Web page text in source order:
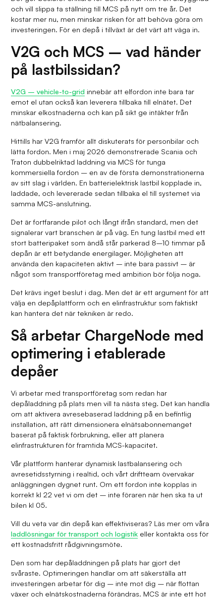
och vill slippa ta ställning till MCS på nytt om tre år. Det
kostar mer nu, men minskar risken för att behöva göra om
investeringen. För en depå i tillväxt är det värt att väga in.
V2G och MCS – vad händer
på lastbilssidan?
V2G – vehicle-to-grid innebär att elfordon inte bara tar
emot el utan också kan leverera tillbaka till elnätet. Det
minskar elkostnaderna och kan på sikt ge intäkter från
nätbalansering.
Hittills har V2G framför allt diskuterats för personbilar och
lätta fordon. Men i maj 2026 demonstrerade Scania och
Traton dubbelriktad laddning via MCS för tunga
kommersiella fordon – en av de första demonstrationerna
av sitt slag i världen. En batterielektrisk lastbil kopplade in,
laddade, och levererade sedan tillbaka el till systemet via
samma MCS-anslutning.
Det är fortfarande pilot och långt ifrån standard, men det
signalerar vart branschen är på väg. En tung lastbil med ett
stort batteripaket som ändå står parkerad 8–10 timmar på
depån är ett betydande energilager. Möjligheten att
använda den kapaciteten aktivt – inte bara passivt – är
något som transportföretag med ambition bör följa noga.
Det krävs inget beslut i dag. Men det är ett argument för att
välja en depåplattform och en elinfrastruktur som faktiskt
kan hantera det när tekniken är redo.
Så arbetar ChargeNode med
optimering i etablerade
depåer
Vi arbetar med transportföretag som redan har
depåladdning på plats men vill ta nästa steg. Det kan handla
om att aktivera avresebaserad laddning på en befintlig
installation, att rätt dimensionera elnätsabonnemanget
baserat på faktisk förbrukning, eller att planera
elinfrastrukturen för framtida MCS-kapacitet.
Vår plattform hanterar dynamisk lastbalansering och
avresetidsstyrning i realtid, och vårt driftteam övervakar
anläggningen dygnet runt. Om ett fordon inte kopplas in
korrekt kl 22 vet vi om det – inte föraren när hen ska ta ut
bilen kl 05.
Vill du veta var din depå kan effektiviseras? Läs mer om våra
laddlösningar för transport och logistik eller kontakta oss för
ett kostnadsfritt rådgivningsmöte.
Den som har depåladdningen på plats har gjort det
svåraste. Optimeringen handlar om att säkerställa att
investeringen arbetar för dig – inte mot dig – när flottan
växer och elnätskostnaderna förändras. MCS är inte ett hot